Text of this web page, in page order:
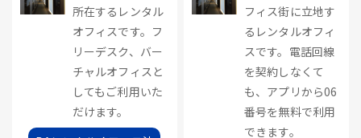
所在するレンタル
オフィスです。フ
リーデスク、バー
チャルオフィスと
してもご利用いた
だけます。
フィス街に立地す
るレンタルオフィ
スです。電話回線
を契約しなくて
も、アプリから06
番号を無料で利用
できます。